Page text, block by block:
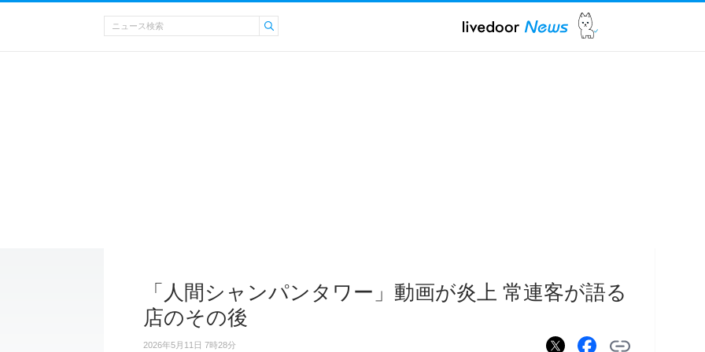
「人間シャンパンタワー」動画が炎上 常連客が語る
店のその後
2026年5月11日 7時28分